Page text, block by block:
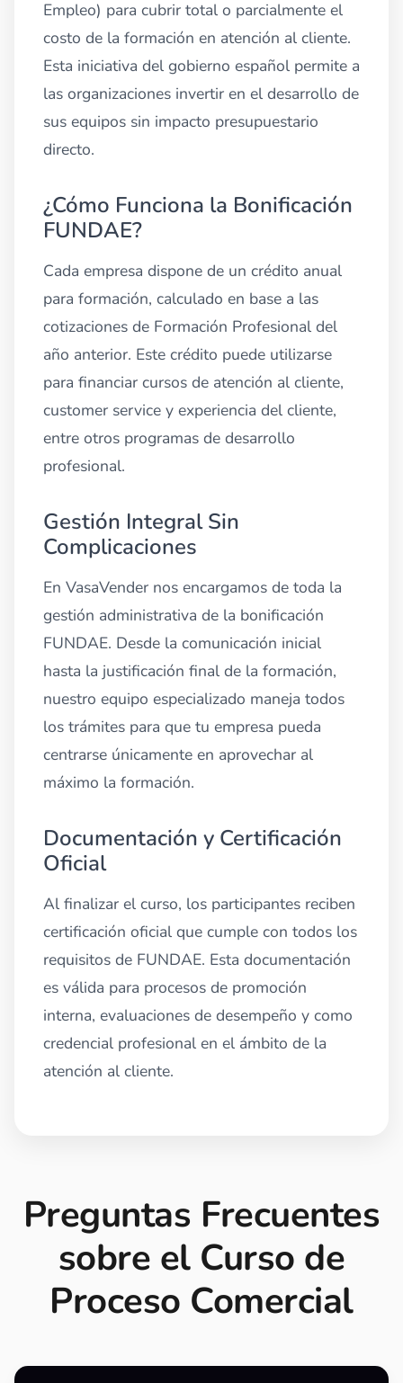
Empleo) para cubrir total o parcialmente el
costo de la formación en atención al cliente.
Esta iniciativa del gobierno español permite a
las organizaciones invertir en el desarrollo de
sus equipos sin impacto presupuestario
directo.
¿Cómo Funciona la Bonificación
FUNDAE?
Cada empresa dispone de un crédito anual
para formación, calculado en base a las
cotizaciones de Formación Profesional del
año anterior. Este crédito puede utilizarse
para financiar cursos de atención al cliente,
customer service y experiencia del cliente,
entre otros programas de desarrollo
profesional.
Gestión Integral Sin
Complicaciones
En VasaVender nos encargamos de toda la
gestión administrativa de la bonificación
FUNDAE. Desde la comunicación inicial
hasta la justificación final de la formación,
nuestro equipo especializado maneja todos
los trámites para que tu empresa pueda
centrarse únicamente en aprovechar al
máximo la formación.
Documentación y Certificación
Oficial
Al finalizar el curso, los participantes reciben
certificación oficial que cumple con todos los
requisitos de FUNDAE. Esta documentación
es válida para procesos de promoción
interna, evaluaciones de desempeño y como
credencial profesional en el ámbito de la
atención al cliente.
Preguntas Frecuentes
sobre el Curso de
Proceso Comercial